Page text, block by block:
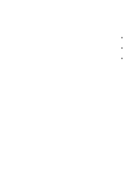
‧
‧
‧